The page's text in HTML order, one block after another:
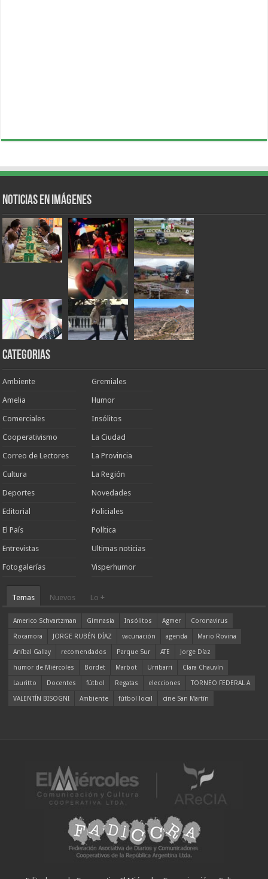
Noticias en Imágenes
Categorias
Ambiente
Amelia
Comerciales
Cooperativismo
Correo de Lectores
Cultura
Deportes
Editorial
El País
Entrevistas
Fotogalerías
Gremiales
Humor
Insólitos
La Ciudad
La Provincia
La Región
Novedades
Policiales
Política
Ultimas noticias
Visperhumor
Temas Nuevos Lo +
Americo Schvartzman Gimnasia Insólitos Agmer
Coronavirus
Rocamora
JORGE RUBÉN DÍAZ vacunación agenda
Mario Rovina
Aníbal Gallay
recomendados Parque Sur ATE
Jorge Díaz
humor de Miércoles
Bordet Marbot Urribarri
Clara Chauvín
Lauritto
Docentes fútbol Regatas elecciones
TORNEO FEDERAL A
VALENTÍN BISOGNI
Ambiente fútbol local cine San Martín